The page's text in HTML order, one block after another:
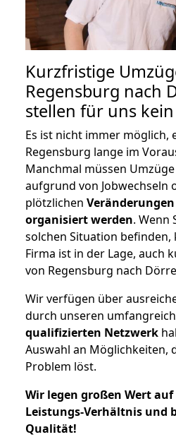
Kurzfristige
Regensburg nach
stellen für uns
Es ist nicht immer möglich,
Regensburg lange im
Manchmal müssen
aufgrund von Jobwechseln
plötzlichen
organisiert werden. Wenn
solchen Situation befinden,
Firma ist in der Lage, auch
von Regensburg nach
Wir verfügen über
durch unseren
qualifizierten Netzwerk
Auswahl an Möglichkeiten,
Problem löst.
Wir legen großen Wert
Leistungs-Verhältnis und
Qualität!